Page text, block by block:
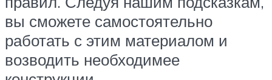
вы сможете самостоятельно
работать с этим материалом и
возводить необходимее